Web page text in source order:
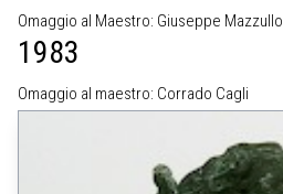
Omaggio al Maestro: Giuseppe Mazzullo
1983
Omaggio al maestro: Corrado Cagli